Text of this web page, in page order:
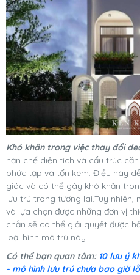
Khó khăn trong việc thay đổi
hạn chế diện tích và cấu trúc
phức tạp và tốn kém. Điều này
giác và có thể gây khó khăn
lưu trú trong tương lai.Tuy nhiên,
và lựa chọn được những đơn vị
chắn sẽ có thể giải quyết được
loại hình mô trú này.
Có thể bạn quan tâm: 10 lưu ý
- mô hình lưu trú chưa bao giờ